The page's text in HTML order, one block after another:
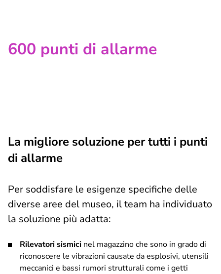
600 punti di allarme
La migliore soluzione per tutti i punti
di allarme
Per soddisfare le esigenze specifiche delle
diverse aree del museo, il team ha individuato
la soluzione più adatta:
Rilevatori sismici nel magazzino che sono in grado di
riconoscere le vibrazioni causate da esplosivi, utensili
meccanici e bassi rumori strutturali come i getti